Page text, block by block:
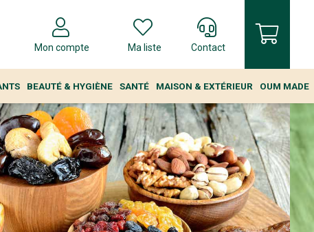
Mon compte Ma liste Contact
BEAUTÉ & HYGIÈNE SANTÉ MAISON & EXTÉRIEUR OUM MADE